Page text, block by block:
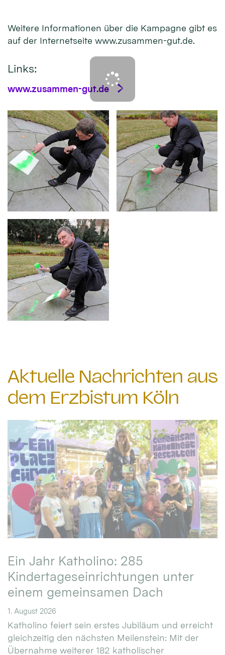
Weitere Informationen über die Kampagne gibt es
auf der Internetseite www.zusammen-gut.de.
Links:
www.zusammen-gut.de
Aktuelle Nachrichten aus
dem Erzbistum Köln
Ein Jahr Katholino: 285
Kindertageseinrichtungen unter
einem gemeinsamen Dach
1. August 2026
Katholino feiert sein erstes Jubiläum und erreicht
gleichzeitig den nächsten Meilenstein: Mit der
Übernahme weiterer 182 katholischer